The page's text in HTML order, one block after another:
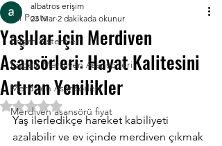
All Posts
Erişim Sistemleri
Engelli Merdiven Asansörleri
Merdiven Asansörleri
Merdiven asansörü fiyat
Yaşlılar için Merdiven
Asansörleri: Hayat Kalitesini
Artıran Yenilikler
albatros erişim
23 Mar 2 dakikada okunur
5 üzerinden NaN yıldız
Yaş ilerledikçe hareket kabiliyeti
azalabilir ve ev içinde merdiven çıkmak